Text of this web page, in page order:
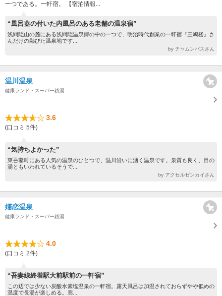
一つである。一軒宿。 【宿泊情報...
“風呂蓋の付いた内風呂のある老舗の温泉宿”
浅間隠山の麓にある浅間隠温泉郷の中の一つで、明治時代創業の一軒宿『三鳩楼』さ
んだけの鄙びた温泉地です...
by チャムンパスさん
温川温泉
健康ランド・スーパー銭湯
3.6
(口コミ 5件)
“気持ちよかった”
東吾妻町にある人気の温泉のひとつで、温川沿いに湧く温泉です。泉質も良く、目の
湯ともいわれているそうで...
by アクセルゼンカイさん
嬬恋温泉
健康ランド・スーパー銭湯
4.0
(口コミ 2件)
“吾妻線終着駅大前駅前の一軒宿”
この辺では少ない炭酸水素塩温泉の一軒宿。露天風呂は加温されておらずやや低めの
温度で長湯が楽しめる。廊...